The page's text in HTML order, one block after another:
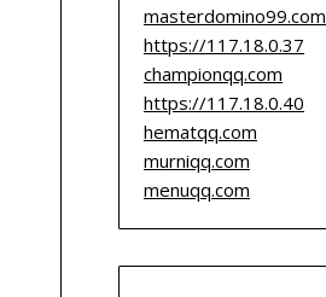
masterdomino99.com
https://117.18.0.37
championqq.com
https://117.18.0.40
hematqq.com
murniqq.com
menuqq.com